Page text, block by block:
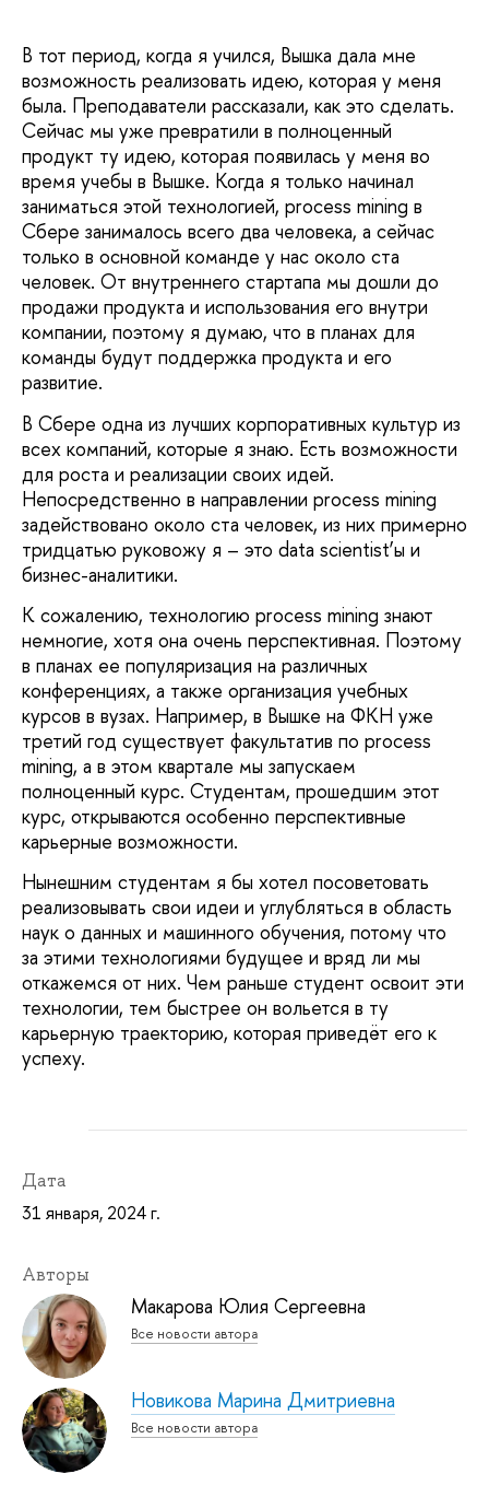
В тот период, когда я учился, Вышка дала мне
возможность реализовать идею, которая у меня
была. Преподаватели рассказали, как это сделать.
Сейчас мы уже превратили в полноценный
продукт ту идею, которая появилась у меня во
время учебы в Вышке. Когда я только начинал
заниматься этой технологией, process mining в
Сбере занималось всего два человека, а сейчас
только в основной команде у нас около ста
человек. От внутреннего стартапа мы дошли до
продажи продукта и использования его внутри
компании, поэтому я думаю, что в планах для
команды будут поддержка продукта и его
развитие.
В Сбере одна из лучших корпоративных культур из
всех компаний, которые я знаю. Есть возможности
для роста и реализации своих идей.
Непосредственно в направлении process mining
задействовано около ста человек, из них примерно
тридцатью руковожу я – это data scientist’ы и
бизнес-аналитики.
К сожалению, технологию process mining знают
немногие, хотя она очень перспективная. Поэтому
в планах ее популяризация на различных
конференциях, а также организация учебных
курсов в вузах. Например, в Вышке на ФКН уже
третий год существует факультатив по process
mining, а в этом квартале мы запускаем
полноценный курс. Студентам, прошедшим этот
курс, открываются особенно перспективные
карьерные возможности.
Нынешним студентам я бы хотел посоветовать
реализовывать свои идеи и углубляться в область
наук о данных и машинного обучения, потому что
за этими технологиями будущее и вряд ли мы
откажемся от них. Чем раньше студент освоит эти
технологии, тем быстрее он вольется в ту
карьерную траекторию, которая приведёт его к
успеху.
Дата
31 января, 2024 г.
Авторы
Макарова Юлия Сергеевна
Все новости автора
Новикова Марина Дмитриевна
Все новости автора